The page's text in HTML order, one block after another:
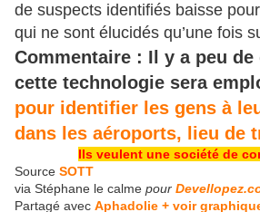
de suspects identifiés baisse
qui ne sont élucidés qu’une fois
Commentaire : Il y a peu de
cette technologie sera
pour identifier les gens à
dans les aéroports, lieu de
Ils veulent une société de
Source SOTT
via Stéphane le calme pour
Partagé avec Aphadolie + voir